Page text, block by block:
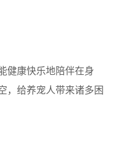
健康快乐地陪伴在身
，给养宠人带来诸多困